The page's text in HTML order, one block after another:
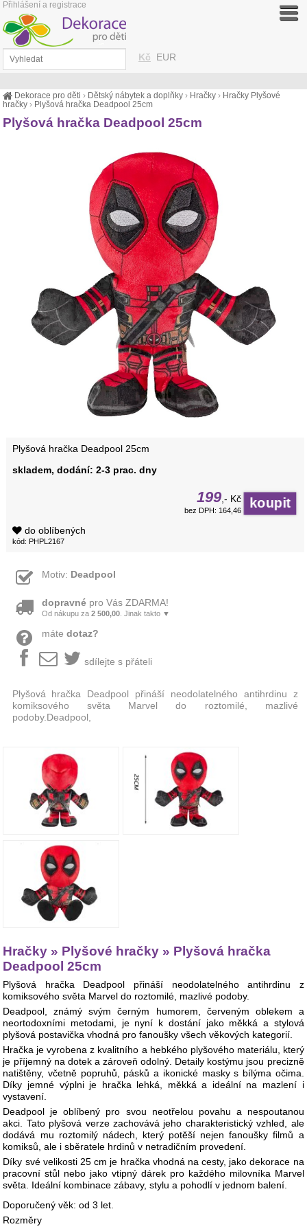
Dekorace pro děti › Dětský nábytek a doplňky › Hračky › Hračky Plyšové
hračky › Plyšová hračka Deadpool 25cm
Plyšová hračka Deadpool 25cm
Plyšová hračka Deadpool 25cm
skladem, dodání: 2-3 prac. dny
199 ,- Kč
bez DPH: 164,46
do oblíbených
kód: PHPL2167
Motiv: Deadpool
dopravnépro Vás ZDARMA!
Od nákupu za 2 500,00. Jinak takto ▼
máte dotaz?
sdílejte s přáteli
Plyšová hračka Deadpool přináší neodolatelného antihrdinu z
komiksového světa Marvel do roztomilé, mazlivé
podoby.Deadpool,
Hračky » Plyšové hračky » Plyšová hračka
Deadpool 25cm
Plyšová hračka Deadpool přináší neodolatelného antihrdinu z
komiksového světa Marvel do roztomilé, mazlivé podoby.
Deadpool, známý svým černým humorem, červeným oblekem a
neortodoxními metodami, je nyní k dostání jako měkká a stylová
plyšová postavička vhodná pro fanoušky všech věkových kategorií.
Hračka je vyrobena z kvalitního a hebkého plyšového materiálu, který
je příjemný na dotek a zároveň odolný. Detaily kostýmu jsou precizně
natištěny, včetně popruhů, pásků a ikonické masky s bílýma očima.
Díky jemné výplni je hračka lehká, měkká a ideální na mazlení i
vystavení.
Deadpool je oblíbený pro svou neotřelou povahu a nespoutanou
akci. Tato plyšová verze zachovává jeho charakteristický vzhled, ale
dodává mu roztomilý nádech, který potěší nejen fanoušky filmů a
komiksů, ale i sběratele hrdinů v netradičním provedení.
Díky své velikosti 25 cm je hračka vhodná na cesty, jako dekorace na
pracovní stůl nebo jako vtipný dárek pro každého milovníka Marvel
světa. Ideální kombinace zábavy, stylu a pohodlí v jednom balení.
Doporučený věk: od 3 let.
Rozměry
Kč EUR
Přihlášení a registrace